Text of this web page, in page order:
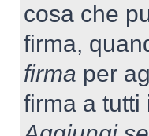
cosa che
firma,
firma per
firma a tutti